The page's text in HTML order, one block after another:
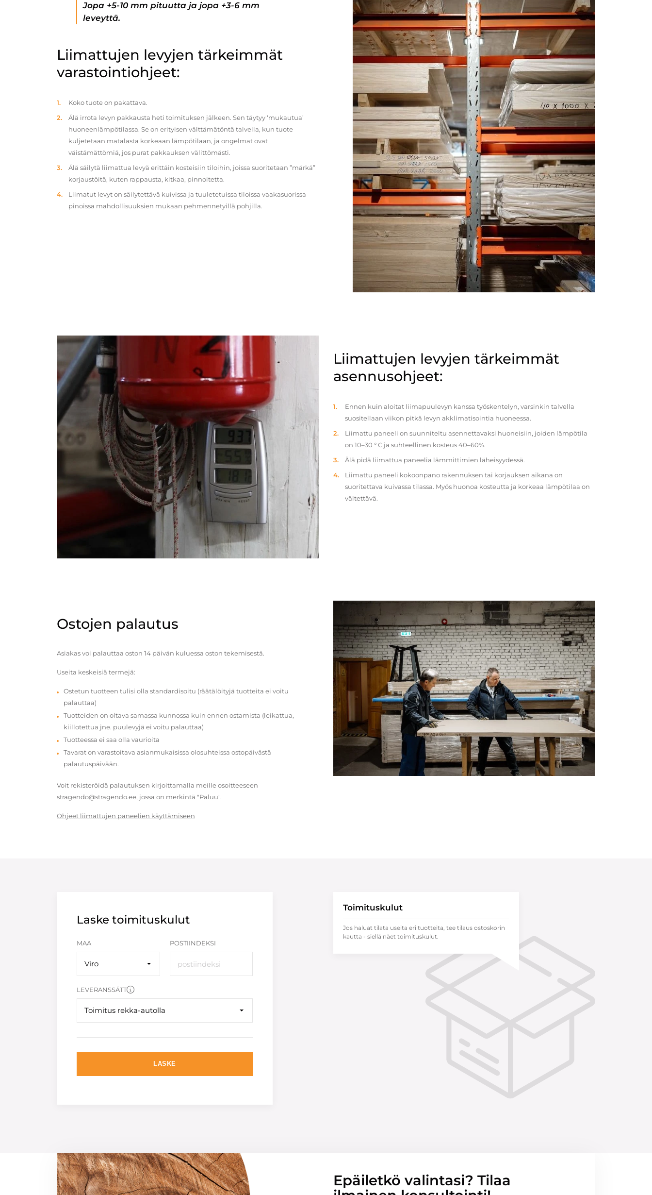
Jopa +5-10 mm pituutta ja jopa +3-6 mm
leveyttä.
Liimattujen levyjen tärkeimmät
varastointiohjeet:
Koko tuote on pakattava.
Älä irrota levyn pakkausta heti toimituksen jälkeen. Sen täytyy ‘mukautua’
huoneenlämpötilassa. Se on erityisen välttämätöntä talvella, kun tuote
kuljetetaan matalasta korkeaan lämpötilaan, ja ongelmat ovat
väistämättömiä, jos purat pakkauksen välittömästi.
Älä säilytä liimattua levyä erittäin kosteisiin tiloihin, joissa suoritetaan ”märkä”
korjaustöitä, kuten rappausta, kitkaa, pinnoitetta.
Liimatut levyt on säilytettävä kuivissa ja tuuletetuissa tiloissa vaakasuorissa
pinoissa mahdollisuuksien mukaan pehmennetyillä pohjilla.
Liimattujen levyjen tärkeimmät
asennusohjeet:
Ennen kuin aloitat liimapuulevyn kanssa työskentelyn, varsinkin talvella
suositellaan viikon pitkä levyn akklimatisointia huoneessa.
Liimattu paneeli on suunniteltu asennettavaksi huoneisiin, joiden lämpötila
on 10–30 ° C ja suhteellinen kosteus 40–60%.
Älä pidä liimattua paneelia lämmittimien läheisyydessä.
Liimattu paneeli kokoonpano rakennuksen tai korjauksen aikana on
suoritettava kuivassa tilassa. Myös huonoa kosteutta ja korkeaa lämpötilaa on
vältettävä.
Ostojen palautus
Asiakas voi palauttaa oston 14 päivän kuluessa oston tekemisestä.
Useita keskeisiä termejä:
Ostetun tuotteen tulisi olla standardisoitu (räätälöityjä tuotteita ei voitu
palauttaa)
Tuotteiden on oltava samassa kunnossa kuin ennen ostamista (leikattua,
kiillotettua jne. puulevyjä ei voitu palauttaa)
Tuotteessa ei saa olla vaurioita
Tavarat on varastoitava asianmukaisissa olosuhteissa ostopäivästä
palautuspäivään.
Voit rekisteröidä palautuksen kirjoittamalla meille osoitteeseen
stragendo@stragendo.ee, jossa on merkintä "Paluu".
Ohjeet liimattujen paneelien käyttämiseen
Laske toimituskulut
MAA
Viro
POSTIINDEKSI
LEVERANSSÄTT
Toimitus rekka-autolla
LASKE
Toimituskulut
Jos haluat tilata useita eri tuotteita, tee tilaus ostoskorin
kautta - siellä näet toimituskulut.
Epäiletkö valintasi? Tilaa